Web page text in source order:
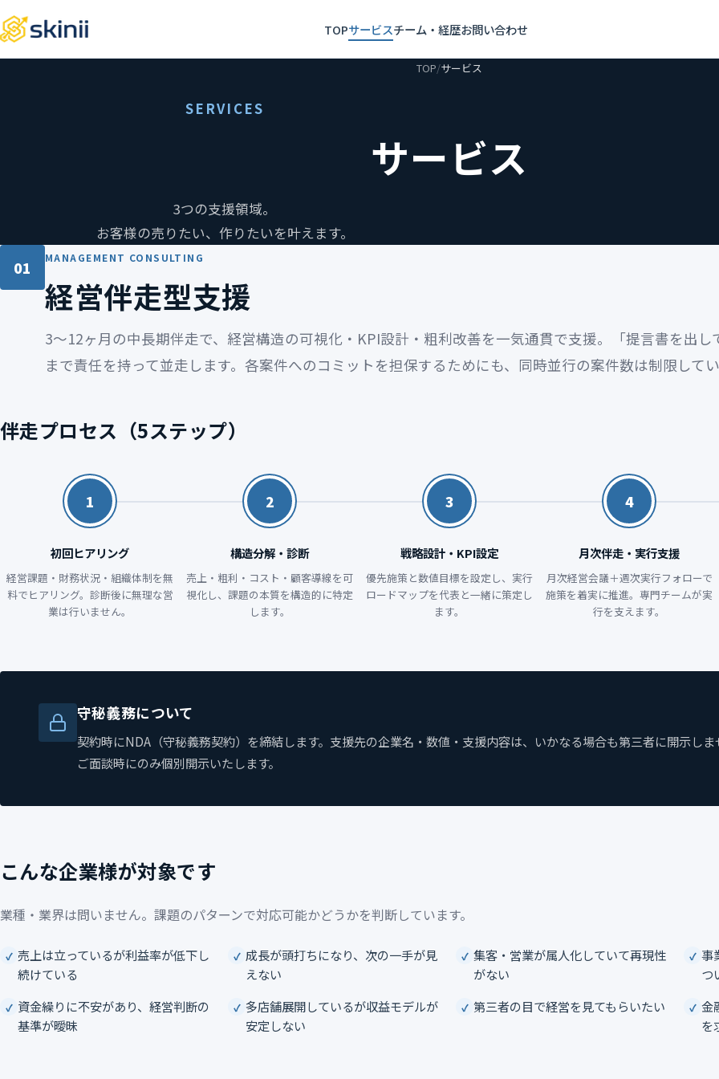
TOPサービスチーム・経歴お問い合わせ
TOP/サービス
SERVICES
サービス
3つの支援領域。
お客様の売りたい、作りたいを叶えます。
01 MANAGEMENT CONSULTING
経営伴走型支援
3〜12ヶ月の中長期伴走で、経営構造の可視化・KPI設計・粗利改善を一気通貫で支援。「提言書を出
まで責任を持って並走します。各案件へのコミットを担保するためにも、同時並行の案件数は制限して
伴走プロセス（5ステップ）
1
初回ヒアリング
経営課題・財務状況・組織体制を無
料でヒアリング。診断後に無理な営
業は行いません。
2
構造分解・診断
売上・粗利・コスト・顧客導線を可
視化し、課題の本質を構造的に特定
します。
3
戦略設計・KPI設定
優先施策と数値目標を設定し、実行
ロードマップを代表と一緒に策定し
ます。
4
月次伴走・実行支援
月次経営会議＋週次実行フォローで
施策を着実に推進。専門チームが実
行を支えます。
守秘義務について
契約時にNDA（守秘義務契約）を締結します。支援先の企業名・数値・支援内容は、いかなる場合も第三者に開示し
ご面談時にのみ個別開示いたします。
こんな企業様が対象です
業種・業界は問いません。課題のパターンで対応可能かどうかを判断しています。
売上は立っているが利益率が低下し
続けている
成長が頭打ちになり、次の一手が見
えない
集客・営業が属人化していて再現性
がない
事
つ
資金繰りに不安があり、経営判断の
基準が曖昧
多店舗展開しているが収益モデルが
安定しない
第三者の目で経営を見てもらいたい
金
を